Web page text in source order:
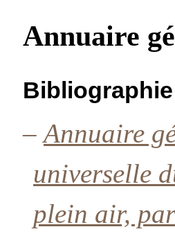
Annuaire
–Annuaire
universelle
plein air,